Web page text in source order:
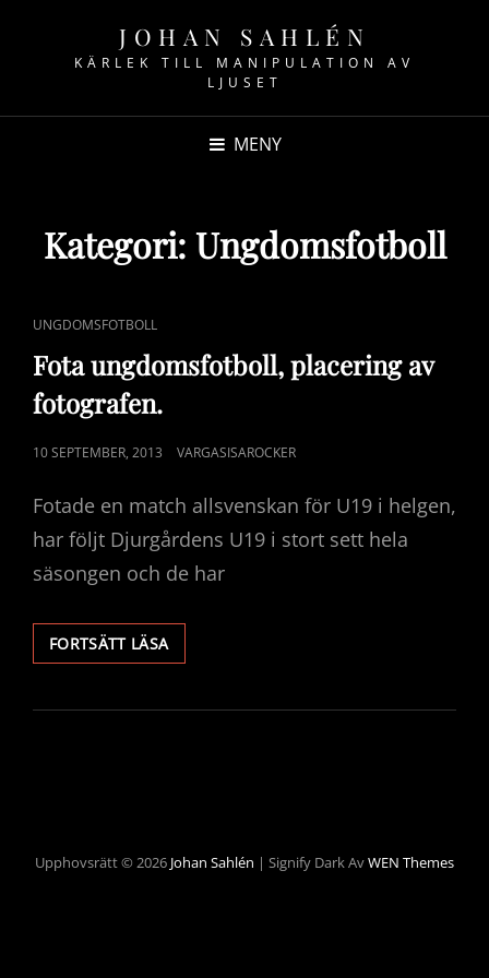
JOHAN SAHLÉN
KÄRLEK TILL MANIPULATION AV
LJUSET
MENY
Kategori: Ungdomsfotboll
CAT
LINKS
UNGDOMSFOTBOLL
Fota ungdomsfotboll, placering av
fotografen.
PUBLICERAT
10 SEPTEMBER, 2013 VARGASISAROCKER
Fotade en match allsvenskan för U19 i helgen,
har följt Djurgårdens U19 i stort sett hela
säsongen och de har
FORTSÄTT LÄSAFOTA
UNGDOMSFOTBOLL,
AV
Upphovsrätt © 2026 Johan Sahlén | Signify Dark AvWEN Themes